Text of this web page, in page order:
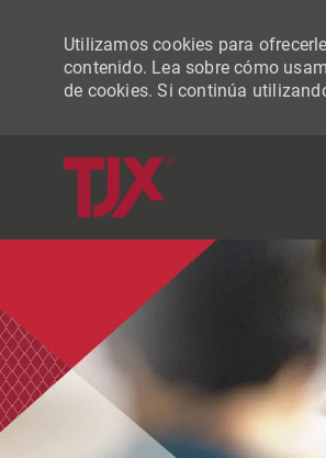
Utilizamos cookies para
contenido. Lea sobre cómo
de cookies. Si continúa